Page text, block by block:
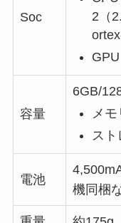
Soc
2（
容量
6GB/
メ
ス
電池
機同梱